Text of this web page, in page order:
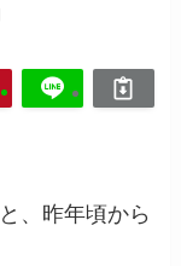
、昨年頃から